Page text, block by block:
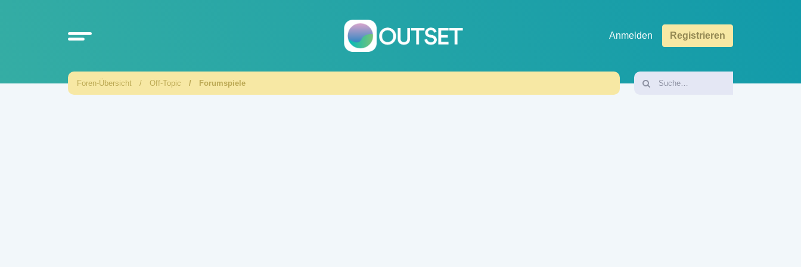
Anmelden Registrieren
Foren-Übersicht Off-Topic Forumspiele